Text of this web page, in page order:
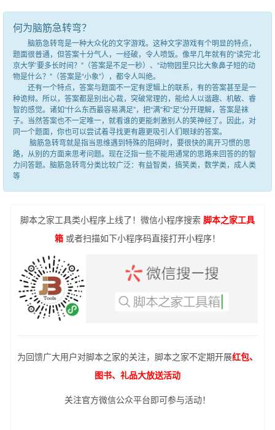
何为脑筋急转弯？
脑筋急转弯是一种大众化的文字游戏。这种文字游戏有个明显的特点，
题面很普通，但答案十分气人，一经破，令人喷饭。像早几年就有的“读完‘北
京大学’要多长时间？”（答案是不足一秒）、“动物园里只比大象鼻子短的动
物是什么？”（答案是“小象”），都令人叫绝。
还有一个特点，答案与题面不一定有逻辑上的联系，有的答案甚至是一
种诡辩。所以，答案都是别出心裁，突破常理的，能给人以谐趣、机敏、睿
智的感觉。诸如“什么东西最容易满足”，把“满”和“足”分开理解，答案是袜
子。当然答案也不一定唯一，就看谁的更能刺激别人的笑神经了。因此，对
同一个题面，你也可以尝试着寻找更有趣更吸引人们眼球的答案。
脑筋急转弯就是指当思维遇到特殊的阻碍时，要很快的离开习惯的思
路，从别的方面来思考问题。现在泛指一些不能用通常的思路来回答的的智
力问答题。脑筋急转弯分类比较广泛：有益智类，搞笑类，数学类，成人类
等
脚本之家工具类小程序上线了！微信小程序搜索 脚本之家工具
箱 或者扫描如下小程序码直接打开小程序！
为回馈广大用户对脚本之家的关注，脚本之家不定期开展红包、
图书、礼品大放送活动
关注官方微信公众平台即可参与活动！